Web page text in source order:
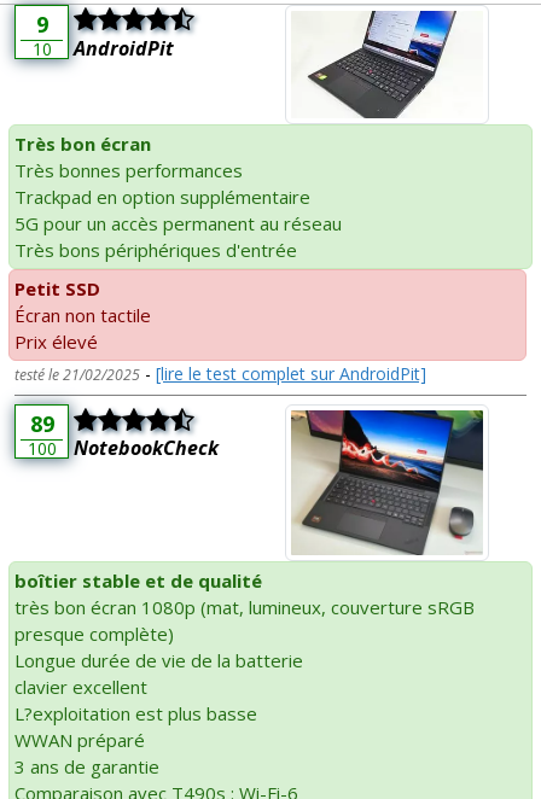
9
10 AndroidPit
Très bon écran
Très bonnes performances
Trackpad en option supplémentaire
5G pour un accès permanent au réseau
Très bons périphériques d'entrée
Petit SSD
Écran non tactile
Prix élevé
testé le 21/02/2025 - [lire le test complet sur AndroidPit]
89
100 NotebookCheck
boîtier stable et de qualité
très bon écran 1080p (mat, lumineux, couverture sRGB
presque complète)
Longue durée de vie de la batterie
clavier excellent
L?exploitation est plus basse
WWAN préparé
3 ans de garantie
Comparaison avec T490s : Wi-Fi-6